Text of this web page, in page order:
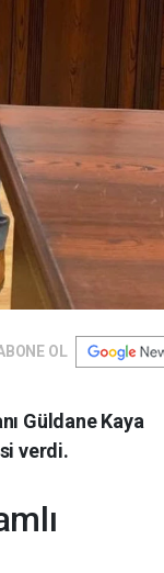
OL
Güldane Kaya
verdi.